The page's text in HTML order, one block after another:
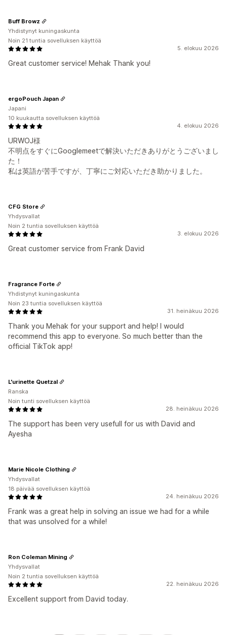
5. elokuu 2026
Great customer service! Mehak Thank you!
Buff Browz
Yhdistynyt kuningaskunta
Noin 21 tuntia sovelluksen käyttöä
4. elokuu 2026
URWOJ様
不明点をすぐにGooglemeetで解決いただきありがとうございまし
た！
私は英語が苦手ですが、丁寧にご対応いただき助かりました。
ergoPouch Japan
Japani
10 kuukautta sovelluksen käyttöä
3. elokuu 2026
Great customer service from Frank David
CFG Store
Yhdysvallat
Noin 2 tuntia sovelluksen käyttöä
31. heinäkuu 2026
Thank you Mehak for your support and help! I would
recommend this app to everyone. So much better than the
official TikTok app!
Fragrance Forte
Yhdistynyt kuningaskunta
Noin 23 tuntia sovelluksen käyttöä
28. heinäkuu 2026
The support has been very usefull for us with David and
Ayesha
L'urinette Quetzal
Ranska
Noin tunti sovelluksen käyttöä
24. heinäkuu 2026
Frank was a great help in solving an issue we had for a while
that was unsolved for a while!
Marie Nicole Clothing
Yhdysvallat
18 päivää sovelluksen käyttöä
22. heinäkuu 2026
Excellent support from David today.
Ron Coleman Mining
Yhdysvallat
Noin 2 tuntia sovelluksen käyttöä